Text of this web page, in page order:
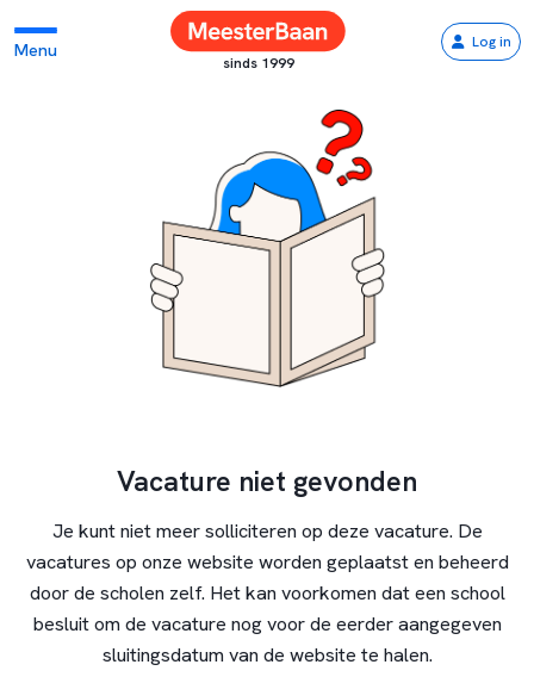
Menu
sinds 1999
Log in
Vacature niet gevonden
Je kunt niet meer solliciteren op deze vacature. De
vacatures op onze website worden geplaatst en beheerd
door de scholen zelf. Het kan voorkomen dat een school
besluit om de vacature nog voor de eerder aangegeven
sluitingsdatum van de website te halen.